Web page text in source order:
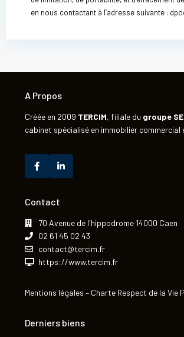
en nous contactant à l’adresse suivante :
A Propos
Créée en 2009 TERCIM, filiale du groupe
cabinet spécialisé en immobilier
Contact
70 Avenue de l'hippodrome 14000 Caen
02 61 45 02 43
contact@tercim.fr
https://www.tercim.fr
Mentions légales – Charte Respect de la Vie
Derniers biens